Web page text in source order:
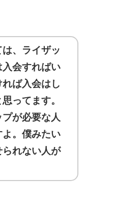
、ライザッ
会すればい
ば入会はし
ってます。
が必要な人
よ。僕みたい
れない人が